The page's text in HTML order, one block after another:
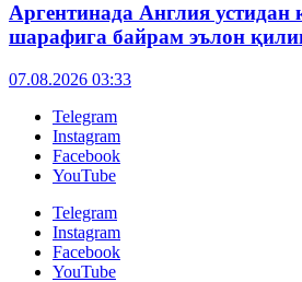
Аргентинада Англия устидан
шарафига байрам эълон
07.08.2026 03:33
Telegram
Instagram
Facebook
YouTube
Telegram
Instagram
Facebook
YouTube